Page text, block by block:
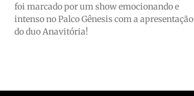
foi marcado por um show emocionando e
intenso no Palco Gênesis com a apresentação
do duo Anavitória!